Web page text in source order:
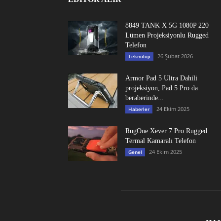
8849 TANK X 5G 1080P 220
Lümen Projeksiyonlu Rugged
Telefon
Teknoloji 26 Şubat 2026
Armor Pad 5 Ultra Dahili
projeksiyon, Pad 5 Pro da
beraberinde...
Haberler 24 Ekim 2025
RugOne Xever 7 Pro Rugged
Termal Kamaralı Telefon
Genel 24 Ekim 2025